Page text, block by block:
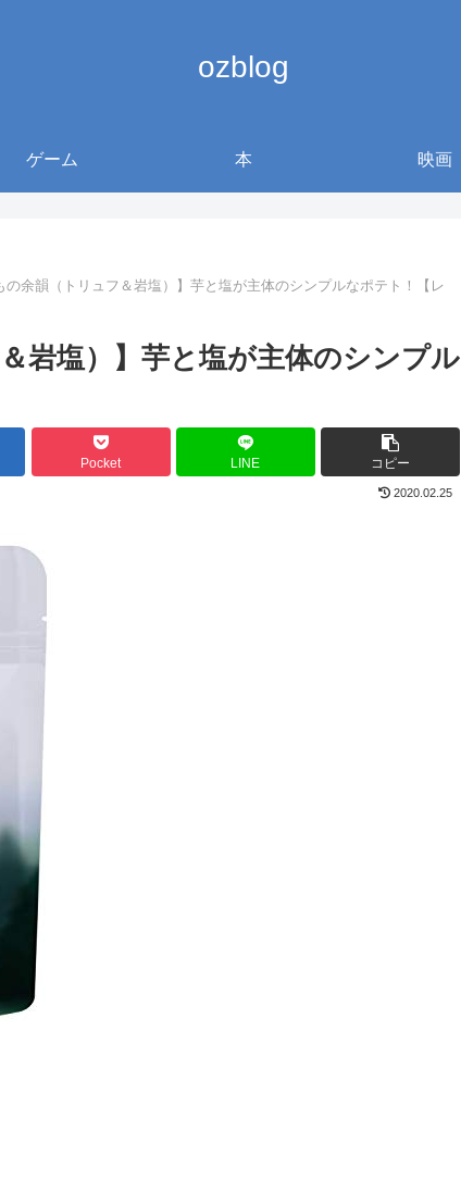
ozblog
ゲーム 本 映画
の余韻（トリュフ＆岩塩）】芋と塩が主体のシンプルなポテト！【レ
岩塩）】芋と塩が主体のシンプル
Pocket LINE コピー
2020.02.25